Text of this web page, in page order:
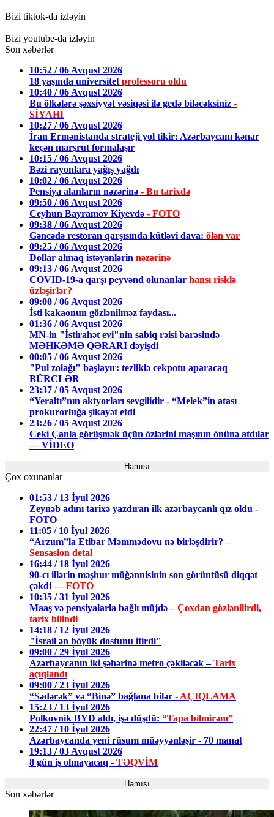
Bizi tiktok-da izləyin
Bizi youtube-da izləyin
Son xəbərlər
10:52 / 06 Avqust 2026
18 yaşında universitet professoru oldu
10:40 / 06 Avqust 2026
Bu ölkələrə şəxsiyyət vəsiqəsi ilə gedə biləcəksiniz -
SİYAHI
10:27 / 06 Avqust 2026
İran Ermənistanda strateji yol tikir: Azərbaycanı kənar
keçən marşrut formalaşır
10:15 / 06 Avqust 2026
Bəzi rayonlara yağış yağdı
10:02 / 06 Avqust 2026
Pensiya alanların nəzərinə - Bu tarixdə
09:50 / 06 Avqust 2026
Ceyhun Bayramov Kiyevdə - FOTO
09:38 / 06 Avqust 2026
Gəncədə restoran qarşısında kütləvi dava: ölən var
09:25 / 06 Avqust 2026
Dollar almaq istəyənlərin nəzərinə
09:13 / 06 Avqust 2026
COVID-19-a qarşı peyvənd olunanlar hansı risklə
üzləşirlər?
09:00 / 06 Avqust 2026
İsti kakaonun gözlənilməz faydası...
01:36 / 06 Avqust 2026
MN-in "İstirahət evi"nin sabiq rəisi barəsində
MƏHKƏMƏ QƏRARI dəyişdi
00:05 / 06 Avqust 2026
"Pul zolağı" başlayır: tezliklə cekpotu aparacaq
BÜRCLƏR
23:37 / 05 Avqust 2026
“Yeraltı”nın aktyorları sevgilidir - “Melek”in atası
prokurorluğa şikayət etdi
23:26 / 05 Avqust 2026
Ceki Çanla görüşmək üçün özlərini maşının önünə atdılar
— VİDEO
Hamısı
Çox oxunanlar
01:53 / 13 İyul 2026
Zeynəb adını tarixə yazdıran ilk azərbaycanlı qız oldu -
FOTO
11:05 / 10 İyul 2026
“Arzum”la Etibar Məmmədovu nə birləşdirir?–
Sensasion detal
16:44 / 18 İyul 2026
90-cı illərin məşhur müğənnisinin son görüntüsü diqqət
çəkdi —FOTO
10:35 / 31 İyul 2026
Maaş və pensiyalarla bağlı müjdə –Çoxdan gözlənilirdi,
tarix bilindi
14:18 / 12 İyul 2026
"İsrail ən böyük dostunu itirdi"
09:00 / 29 İyul 2026
Azərbaycanın iki şəhərinə metro çəkiləcək –Tarix
açıqlandı
09:00 / 23 İyul 2026
“Sədərək” və “Binə” bağlana bilər - AÇIQLAMA
15:23 / 13 İyul 2026
Polkovnik BYD aldı, işə düşdü: “Tapa bilmirəm”
22:47 / 10 İyul 2026
Azərbaycanda yeni rüsum müəyyənləşir - 70 manat
19:13 / 03 Avqust 2026
8 gün iş olmayacaq - TƏQVİM
Hamısı
Son xəbərlər